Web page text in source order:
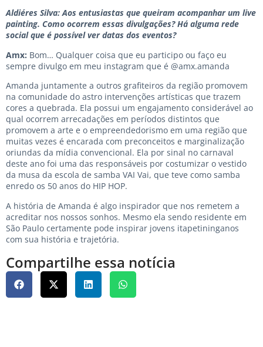
Aldiéres Silva: Aos entusiastas que queiram acompanhar um live
painting. Como ocorrem essas divulgações? Há alguma rede
social que é possível ver datas dos eventos?
Amx: Bom… Qualquer coisa que eu participo ou faço eu
sempre divulgo em meu instagram que é @amx.amanda
Amanda juntamente a outros grafiteiros da região promovem
na comunidade do astro intervenções artísticas que trazem
cores a quebrada. Ela possui um engajamento considerável ao
qual ocorrem arrecadações em períodos distintos que
promovem a arte e o empreendedorismo em uma região que
muitas vezes é encarada com preconceitos e marginalização
oriundas da mídia convencional. Ela por sinal no carnaval
deste ano foi uma das responsáveis por costumizar o vestido
da musa da escola de samba VAI Vai, que teve como samba
enredo os 50 anos do HIP HOP.
A história de Amanda é algo inspirador que nos remetem a
acreditar nos nossos sonhos. Mesmo ela sendo residente em
São Paulo certamente pode inspirar jovens itapetininganos
com sua história e trajetória.
Compartilhe essa notícia